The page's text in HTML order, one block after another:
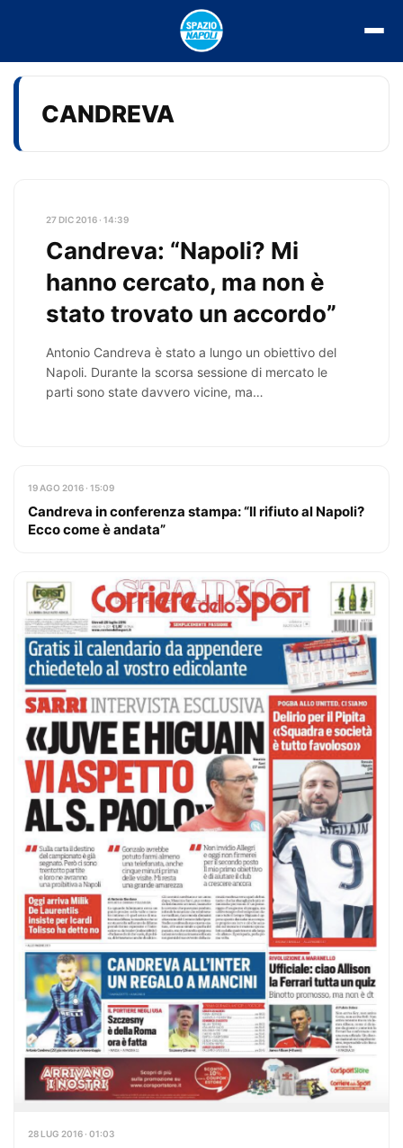
CANDREVA
27 DIC 2016 · 14:39
Candreva: “Napoli? Mi
hanno cercato, ma non è
stato trovato un accordo”
Antonio Candreva è stato a lungo un obiettivo del
Napoli. Durante la scorsa sessione di mercato le
parti sono state davvero vicine, ma…
19 AGO 2016 · 15:09
Candreva in conferenza stampa: “Il rifiuto al Napoli?
Ecco come è andata”
28 LUG 2016 · 01:03